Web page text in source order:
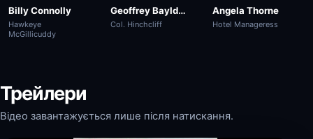
Billy Connolly
Hawkeye
McGillicuddy
Geoffrey Bayldon
Col. Hinchcliff
Angela Thorne
Hotel Manageress
Трейлери
Відео завантажується лише після натискання.